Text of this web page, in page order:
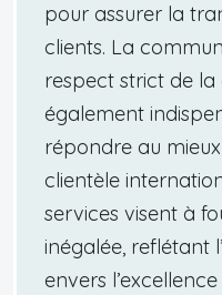
pour assurer la
clients. La
respect strict de
également
répondre au
clientèle
services visent à
inégalée, reflétant
envers